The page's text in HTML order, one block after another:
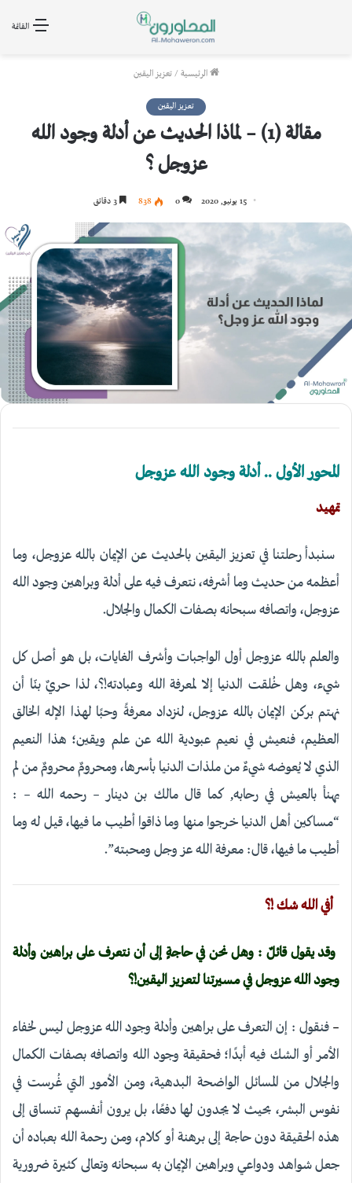
القائمة
الرئيسية / تعزيز اليقين
تعزيز اليقين
مقالة (1) – لماذا الحديث عن أدلة وجود الله
عزوجل ؟
15 يونيو, 2020 0
838
المحور الأول .. أدلة وجود الله عزوجل
تمهيد
سنبدأ رحلتنا في تعزيز اليقين بالحديث عن الإيمان بالله عزوجل، وما
أعظمه من حديث وما أشرفه، نتعرف فيه على أدلة وبراهين وجود الله
عزوجل، واتصافه سبحانه بصفات الكمال والجلال.
والعلم بالله عزوجل أول الواجبات وأشرف الغايات، بل هو أصل كل
شيء، وهل خُلقت الدنيا إلا لمعرفة الله وعبادته!؟، لذا حريٌ بنّا أن
نهتم بركن الإيمان بالله عزوجل، لنزداد معرفةً وحبًا لهذا الإله الخالق
العظيم، فنعيش في نعيم عبودية الله عن علم ويقين؛ هذا النعيم
الذي لا يُعوضه شيءٌ من ملذات الدنيا بأسرها، ومحرومٌ محرومٌ من لم
يهنأ بالعيش في رحابه, كما قال مالك بن دينار – رحمه الله – :
“مساكين أهل الدنيا خرجوا منها وما ذاقوا أطيب ما فيها، قيل له وما
أطيب ما فيها، قال: معرفة الله عز وجل ومحبته”.
أفي الله شك !؟
وقد يقول قائلٌ : وهل نحن في حاجةٍ إلى أن نتعرف على براهين وأدلة
وجود الله عزوجل في مسيرتنا لتعزيز اليقين!؟
–فنقول : إن التعرف على براهين وأدلة وجود الله عزوجل ليس لخفاء
الأمر أو الشك فيه أبدًا؛ فحقيقة وجود الله واتصافه بصفات الكمال
والجلال من المسائل الواضحة البدهية، ومن الأمور التي غُرست في
نفوس البشر، بحيث لا يجدون لها دفعًا، بل يرون أنفسهم تنساق إلى
هذه الحقيقة دون حاجة إلى برهنة أو كلام، ومن رحمة الله بعباده أن
جعل شواهد ودواعي وبراهين الإيمان به سبحانه وتعالى كثيرة ضرورية